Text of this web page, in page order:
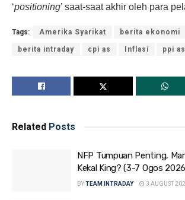
‘positioning’ saat-saat akhir oleh para
Tags: Amerika Syarikat berita ekonomi
berita intraday cpi as Inflasi ppi as
Related Posts
NFP Tumpuan Penting,
Kekal King? (3-7 Ogos
BYTEAM INTRADAY 3 AUGUST